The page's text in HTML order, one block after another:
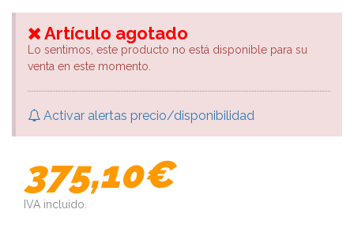
Artículo agotado
Lo sentimos, este producto no está disponible para su
venta en este momento.
Activar alertas precio/disponibilidad
375,10€
IVA incluido.